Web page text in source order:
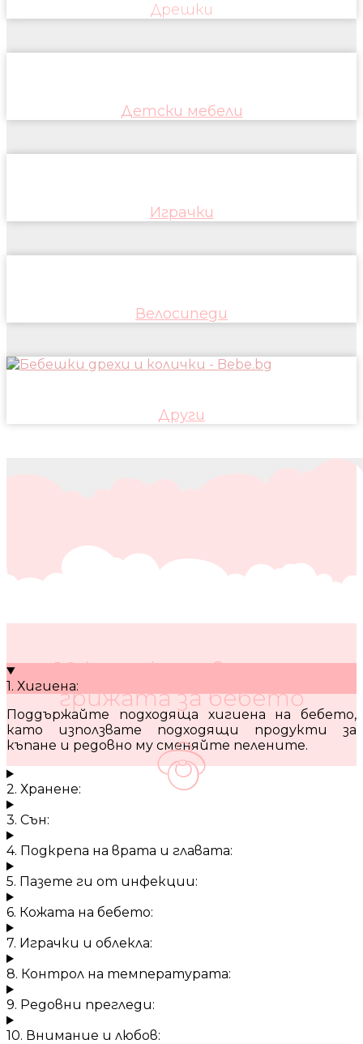
Дрешки
Детски мебели
Играчки
Велосипеди
Други
10 кратки съвета за
грижата за бебето
1. Хигиена:
Поддържайте подходяща хигиена на бебето,
като използвате подходящи продукти за
къпане и редовно му сменяйте пелените.
2. Хранене:
3. Сън:
4. Подкрепа на врата и главата:
5. Пазете ги от инфекции:
6. Кожата на бебето:
7. Играчки и облекла:
8. Контрол на температурата:
9. Редовни прегледи:
10. Внимание и любов: